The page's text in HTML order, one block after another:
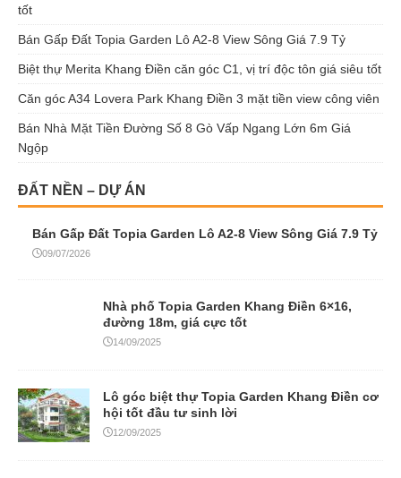
tốt
Bán Gấp Đất Topia Garden Lô A2-8 View Sông Giá 7.9 Tỷ
Biệt thự Merita Khang Điền căn góc C1, vị trí độc tôn giá siêu tốt
Căn góc A34 Lovera Park Khang Điền 3 mặt tiền view công viên
Bán Nhà Mặt Tiền Đường Số 8 Gò Vấp Ngang Lớn 6m Giá
Ngộp
ĐẤT NỀN – DỰ ÁN
Bán Gấp Đất Topia Garden Lô A2-8 View Sông Giá 7.9 Tỷ
09/07/2026
Nhà phố Topia Garden Khang Điền 6×16,
đường 18m, giá cực tốt
14/09/2025
Lô góc biệt thự Topia Garden Khang Điền cơ
hội tốt đầu tư sinh lời
12/09/2025